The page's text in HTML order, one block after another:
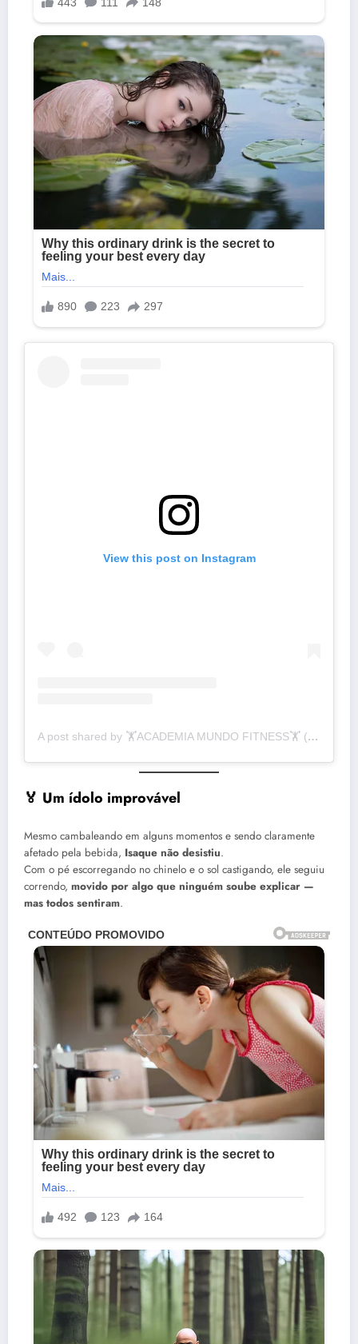
View this post on Instagram
A post shared by 🏋️ACADEMIA MUNDO FITNESS🏋️ (@academia_mundo_fitness_)
🏅 Um ídolo improvável
Mesmo cambaleando em alguns momentos e sendo claramente
afetado pela bebida, Isaque não desistiu.
Com o pé escorregando no chinelo e o sol castigando, ele seguiu
correndo, movido por algo que ninguém soube explicar —
mas todos sentiram.